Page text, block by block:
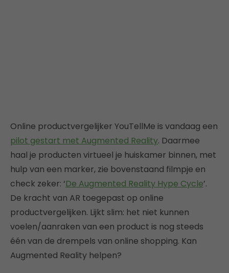
Online productvergelijker YouTellMe is vandaag een
pilot gestart met Augmented Reality. Daarmee
haal je producten virtueel je huiskamer binnen, met
hulp van een marker, zie bovenstaand filmpje en
check zeker: ‘De Augmented Reality Hype Cycle’.
De kracht van AR toegepast op online
productvergelijken. Lijkt slim: het niet kunnen
voelen/aanraken van een product is nog steeds
één van de drempels van online shopping. Kan
Augmented Reality helpen?